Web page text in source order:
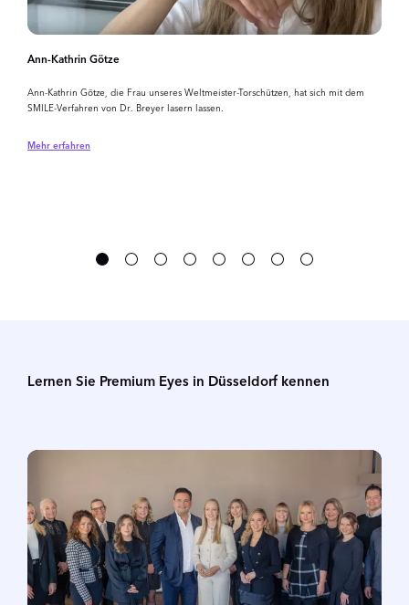
Ann-Kathrin Götze
Ann-Kathrin Götze, die Frau unseres Weltmeister-Torschützen, hat sich mit dem
SMILE-Verfahren von Dr. Breyer lasern lassen.
Mehr erfahren
Lernen Sie Premium Eyes in Düsseldorf kennen